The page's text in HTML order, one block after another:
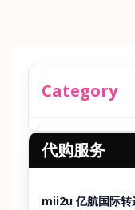
Category
货物赔偿
代购服务
mii2u 亿航国际转